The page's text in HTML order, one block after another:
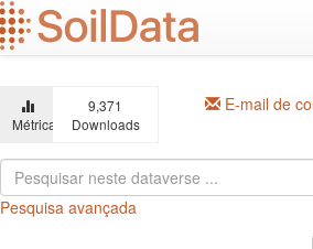
Ir
para
o
principal
Métricas
9,371
Downloads
E-mail de
Pesquisa avançada